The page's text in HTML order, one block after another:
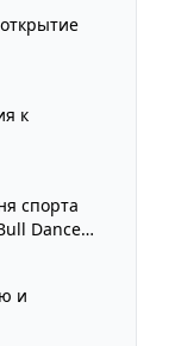
к
спорта
Dance
и